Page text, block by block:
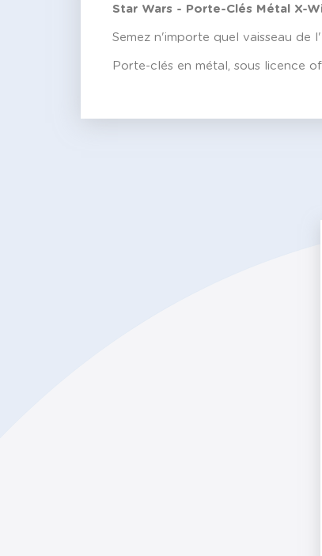
Star Wars - Porte-Clés Métal X-
Semez n'importe quel vaisseau de
Porte-clés en métal, sous licence